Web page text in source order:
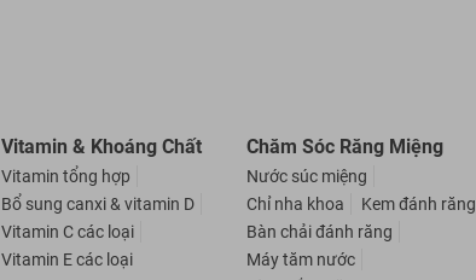
Vitamin & Khoáng Chất
Vitamin tổng hợp
Bổ sung canxi & vitamin D
Vitamin C các loại
Vitamin E các loại
Chăm Sóc Răng Miệng
Nước súc miệng
Chỉ nha khoa
Kem đánh răng
Bàn chải đánh răng
Máy tăm nước